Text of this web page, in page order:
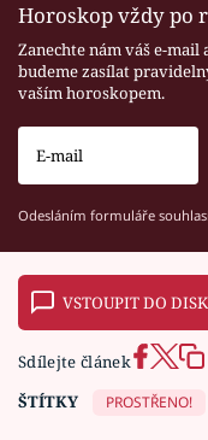
Horoskop vždy po
Zanechte nám váš e-mail
budeme zasílat
vaším horoskopem.
Odesláním formuláře
VSTOUPIT DO
Sdílejte článek
ŠTÍTKY
PROSTŘENO!